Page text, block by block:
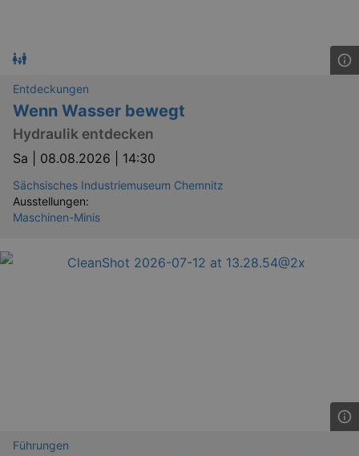
Entdeckungen
Wenn Wasser bewegt
Hydraulik entdecken
Sa | 08.08.2026 | 14:30
Sächsisches Industriemuseum Chemnitz
Ausstellungen:
Maschinen-Minis
Führungen